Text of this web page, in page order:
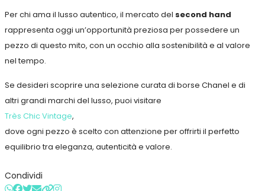
Per chi ama il lusso autentico, il mercato del second hand
rappresenta oggi un’opportunità preziosa per possedere un
pezzo di questo mito, con un occhio alla sostenibilità e al valore
nel tempo.
Se desideri scoprire una selezione curata di borse Chanel e di
altri grandi marchi del lusso, puoi visitare
Très Chic Vintage,
dove ogni pezzo è scelto con attenzione per offrirti il perfetto
equilibrio tra eleganza, autenticità e valore.
Condividi